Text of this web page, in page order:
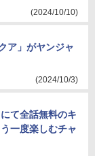
(2024/10/10)
ア」がヤンジャ
(2024/10/3)
て全話無料のキ
一度楽しむチャ